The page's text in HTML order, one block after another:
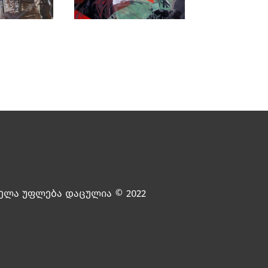
უფლება დაცულია © 2022